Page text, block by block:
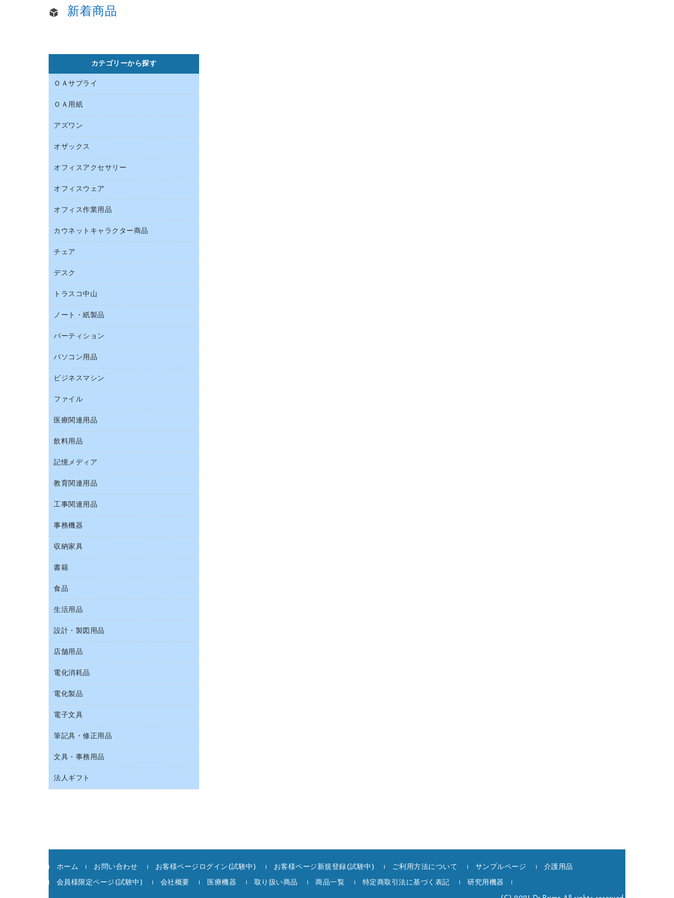
新着商品
カテゴリーから探す
ＯＡサプライ
インクカートリッジ
トナーカートリッジ
ファクシミリトナー
プリンタ用リボン
リサイクルトナー（プール方式）
互換インクカートリッジ
ＯＡ用紙
インクジェットプリンタ用紙
その他コピー用紙・プリンタ用紙
ハガキ用紙
ファクシミリ用紙
ラベル用紙
ワープロ用紙
帳票用紙／フォーム用紙
アズワン
オフィス用品
オザックス
店舗用品
オフィスアクセサリー
インテリア・インテリア収納
オフィスアクセサリー
オフィスウェア
アウター
医療・介護・ワーキングウェア
オフィス作業用品
ペット用品
結束用品
工場用品
梱包用テープ
作業用雑貨
作業用手袋
倉庫収納用品
防災用品
養生用品
カウネットキャラクター商品
カウネットキャラクター商品
チェア
オフィスチェア
ミーティングチェア
応接イス・ベンチ
デスク
カウンター
ミーティングテーブル
トラスコ中山
建築・作業用品
ノート・紙製品
ノート
ルーズリーフ
各種用紙
額縁
帳簿
典礼用品
伝票
パーティション
パーティション
パソコン用品
ＨＤＤ／ＳＳＤ
ＯＡクリーナー／エアダスター
ＯＡフィルター
ＵＳＢハブ／ＵＳＢアクセサリー
スマートフォン／モバイル周辺機器
セキュリティ用品
ディスプレイモニター
パソコンアクセサリー
パソコンバッグ／収納用品
パソコン周辺機器
マウスパッド
各種ケーブル
ビジネスマシン
ＵＳＢメモリ
インクジェットプリンタ／複合機
スキャナー
デジタルカメラ
ファクシミリ
メモリーカード
レーザープリンタ／複合機
電話機
ファイル
２穴リフィル・２穴インデックス
３０穴リフィル・３０穴インデックス
Ｚ式ファイル
カードケース
クリップボード
クリヤーブック（差替式）
クリヤーホルダー
コンピュータ用ファイル
ファイルボックス
フォルダー
フラットファイル
リングファイル
レターファイル
持ち出しファイル
統一伝票用ファイル
背幅が伸びるファイル
板目表紙・綴込表紙
名刺整理用品
医療関連用品
医療関連用品
感染症対策用品
管理医療機器
使い捨て手袋
飲料用品
インスタントコーヒー
お茶備品
コーヒーメーカー・備品
ソフトドリンク
ミネラルウォーター
レギュラーコーヒー
医薬部外品
紅茶・バラエティ飲料
記憶メディア
ＣＤ－Ｒ
ＣＤ－ＲＷ
ＤＶＤ
ブルーレイディスク
メディア収納用品
教育関連用品
教育関連用品
工事関連用品
屋外用品
工事関連用品
事務機器
ＯＨＰ用品
タイムカード
タイムレコーダー
ラミネータ
レーザーポインター
大型シュレッダー（共配）
収納家具
その他収納
金庫
保管庫・書庫
書籍
パソコンソフト
食品
菓子
食品
生活用品
キッチン用品
スポーツ・レジャー用品
スリッパ・サンダル・シューズ
その他雑貨
ダストボックス
ティッシュペーパー
トイレットペーパー
飲食用消耗品
殺虫剤
消臭・芳香剤
設計・製図用品
設計・製図用品
店舗用品
ＰＯＰ用品
カウンター／お会計用品
サイン・看板用品
ディスプレイ用品
レジ・ポリ袋
陳列什器
店舗運営用品
電化消耗品
アルバム
デスクライト
懐中電灯・ライト
乾電池・充電池
電球・蛍光灯
電化製品
ＡＶ機器・アクセサリー
ＯＡタップ／延長コード
キッチン・調理家電
その他電化製品
空調・季節家電
電子文具
その他電子文具
ラベルテープ
ラベルライター
電卓
筆記具・修正用品
シャープペンシル
シャープペンシル用替芯
ボールペン（ゲルインク）
マーキングペン（水性）
マーキングペン（油性）
鉛筆
文具・事務用品
カッター
セロハンテープ
その他文具
法人ギフト
ホーム お問い合わせ お客様ページログイン(試験中) お客様ページ新規登録(試験中) ご利用方法について サンプルページ 介護用品
会員様限定ページ(試験中) 会社概要 医療機器 取り扱い商品 商品一覧 特定商取引法に基づく表記 研究用機器